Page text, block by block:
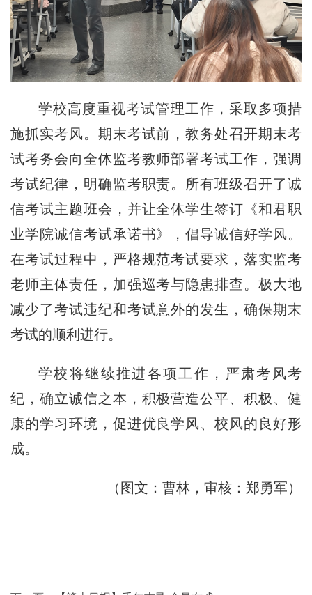
学校高度重视考试管理工作，采取多项措
施抓实考风。期末考试前，教务处召开期末考
试考务会向全体监考教师部署考试工作，强调
考试纪律，明确监考职责。所有班级召开了诚
信考试主题班会，并让全体学生签订《和君职
业学院诚信考试承诺书》，倡导诚信好学风。
在考试过程中，严格规范考试要求，落实监考
老师主体责任，加强巡考与隐患排查。极大地
减少了考试违纪和考试意外的发生，确保期末
考试的顺利进行。
学校将继续推进各项工作，严肃考风考
纪，确立诚信之本，积极营造公平、积极、健
康的学习环境，促进优良学风、校风的良好形
成。
（图文：曹林，审核：郑勇军）